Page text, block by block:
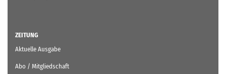
ZEITUNG
Aktuelle Ausgabe
Abo / Mitgliedschaft